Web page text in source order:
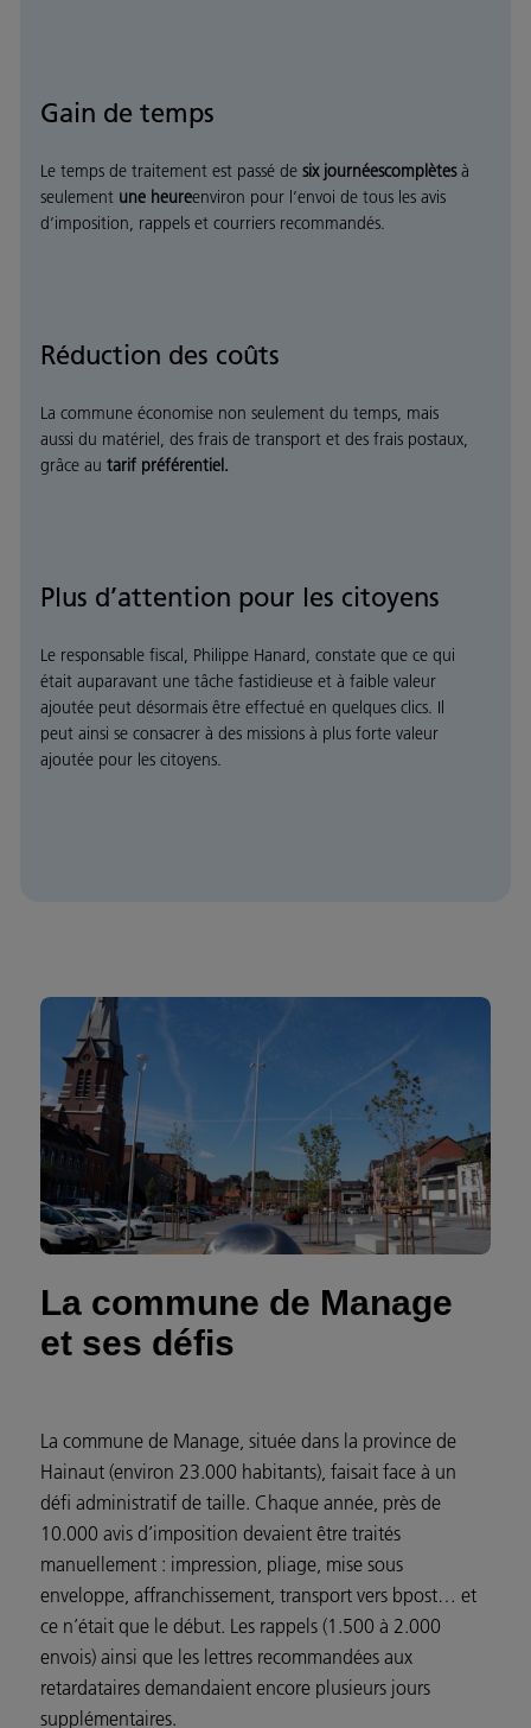
Gain de temps
Le temps de traitement est passé de six journéescomplètesà
seulement une heureenviron pour l’envoi de tous les avis
d’imposition, rappels et courriers recommandés.
Réduction des coûts
La commune économise non seulement du temps, mais
aussi du matériel, des frais de transport et des frais postaux,
grâce au tarif préférentiel.
Plus d’attention pour les citoyens
Le responsable fiscal, Philippe Hanard, constate que ce qui
était auparavant une tâche fastidieuse et à faible valeur
ajoutée peut désormais être effectué en quelques clics. Il
peut ainsi se consacrer à des missions à plus forte valeur
ajoutée pour les citoyens.
La commune de Manage
et ses défis
La commune de Manage, située dans la province de
Hainaut (environ 23.000 habitants), faisait face à un
défi administratif de taille. Chaque année, près de
10.000 avis d’imposition devaient être traités
manuellement : impression, pliage, mise sous
enveloppe, affranchissement, transport vers bpost… et
ce n’était que le début. Les rappels (1.500 à 2.000
envois) ainsi que les lettres recommandées aux
retardataires demandaient encore plusieurs jours
supplémentaires.